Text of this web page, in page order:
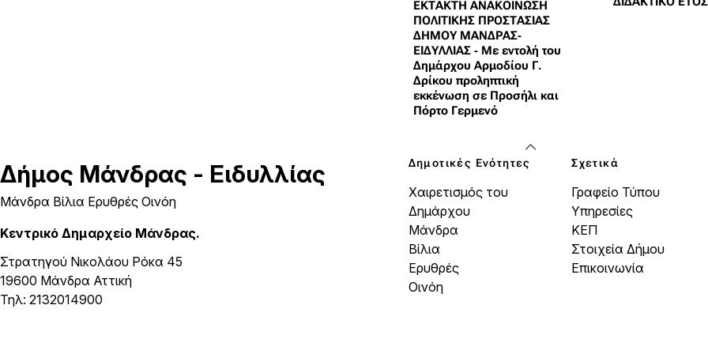
ΕΚΤΑΚΤΗ ΑΝΑΚΟΙΝΩΣΗ
ΠΟΛΙΤΙΚΗΣ ΠΡΟΣΤΑΣΙΑΣ
ΔΗΜΟΥ ΜΑΝΔΡΑΣ-
ΕΙΔΥΛΛΙΑΣ - Με εντολή του
Δημάρχου Αρμοδίου Γ.
Δρίκου προληπτική
εκκένωση σε Προσήλι και
Πόρτο Γερμενό
Δήμος Μάνδρας - Ειδυλλίας
Μάνδρα Βίλια Ερυθρές Οινόη
Κεντρικό Δημαρχείο Μάνδρας.
Στρατηγού Νικολάου Ρόκα 45
19600 Μάνδρα Αττική
Τηλ: 2132014900
Δημοτικές Ενότητες
Χαιρετισμός του
Δημάρχου
Μάνδρα
Βίλια
Ερυθρές
Οινόη
Σχετικά
Γραφείο Τύπου
Υπηρεσίες
ΚΕΠ
Στοιχεία Δήμου
Επικοινωνία